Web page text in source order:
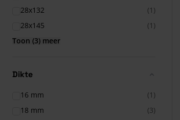
28x132
(1)
28x145
(1)
Toon (3) meer
Dikte
16 mm
(1)
18 mm
(3)